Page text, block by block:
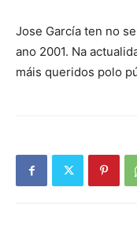
Jose García ten no
ano 2001. Na
máis queridos polo